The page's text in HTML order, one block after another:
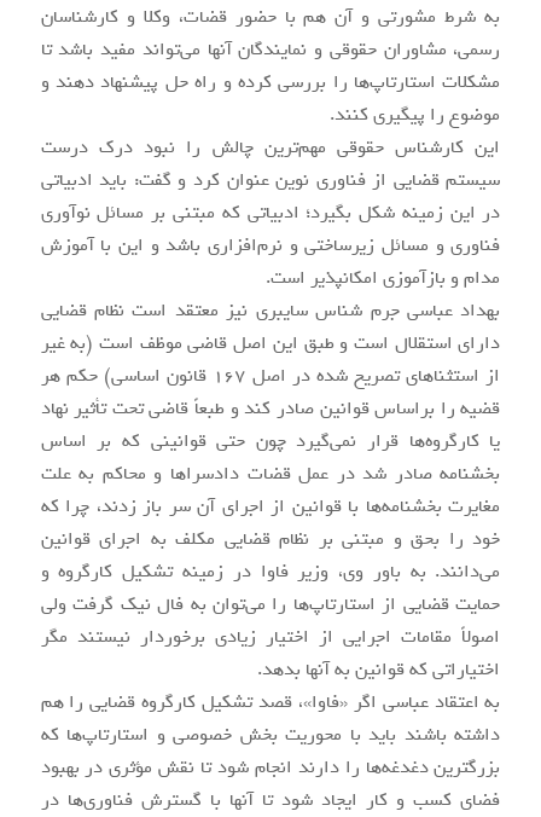
به شرط مشورتی و آن هم با حضور قضات، وکلا و کارشناسان
رسمی، مشاوران حقوقی و نمایندگان آنها می‌تواند مفید باشد تا
مشکلات استارتاپ‌ها را بررسی کرده و راه حل پیشنهاد دهند و
موضوع را پیگیری کنند.
این کارشناس حقوقی مهم‌ترین چالش را نبود درک درست
سیستم قضایی از فناوری نوین عنوان کرد و گفت: باید ادبیاتی
در این زمینه شکل بگیرد؛ ادبیاتی که مبتنی بر مسائل نوآوری
فناوری و مسائل زیرساختی و نرم‌افزاری باشد و این با آموزش
مدام و بازآموزی امکانپذیر است.
بهداد عباسی جرم شناس سایبری نیز معتقد است نظام قضایی
دارای استقلال است و طبق این اصل قاضی موظف است (به غیر
از استثناهای تصریح شده در اصل 167 قانون اساسی) حکم هر
قضیه را براساس قوانین صادر کند و طبعاً قاضی تحت تأثیر نهاد
یا کارگروه‌ها قرار نمی‌گیرد چون حتی قوانینی که بر اساس
بخشنامه صادر شد در عمل قضات دادسراها و محاکم به علت
مغایرت بخشنامه‌ها با قوانین از اجرای آن سر باز زدند، چرا که
خود را بحق و مبتنی بر نظام قضایی مکلف به اجرای قوانین
می‌دانند. به باور وی، وزیر فاوا در زمینه تشکیل کارگروه و
حمایت قضایی از استارتاپ‌ها را می‌توان به فال نیک گرفت ولی
اصولاً مقامات اجرایی از اختیار زیادی برخوردار نیستند مگر
اختیاراتی که قوانین به آنها بدهد.
به اعتقاد عباسی اگر «فاوا»، قصد تشکیل کارگروه قضایی را هم
داشته باشند باید با محوریت بخش خصوصی و استارتاپ‌ها که
بزرگترین دغدغه‌ها را دارند انجام شود تا نقش مؤثری در بهبود
فضای کسب و کار ایجاد شود تا آنها با گسترش فناوری‌ها در